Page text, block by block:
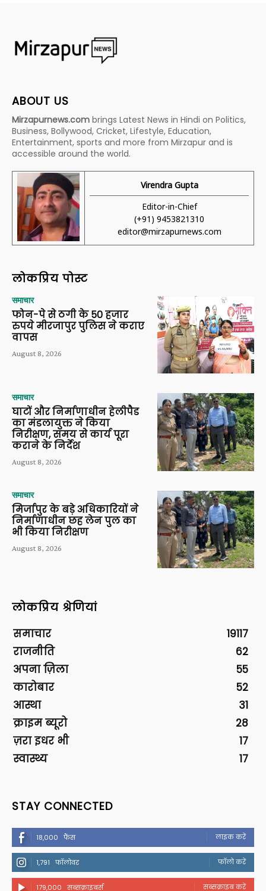
ABOUT US
Mirzapurnews.com brings Latest News in Hindi on Politics,
Business, Bollywood, Cricket, Lifestyle, Education,
Entertainment, sports and more from Mirzapur and is
accessible around the world.
Virendra Gupta
Editor-in-Chief
(+91) 9453821310
editor@mirzapurnews.com
लोकप्रिय पोस्ट
समाचार
फोन-पे से ठगी के 50 हजार
रुपये मीरजापुर पुलिस ने कराए
वापस
August 8, 2026
समाचार
घाटों और निर्माणाधीन हेलीपैड
का मंडलायुक्त ने किया
निरीक्षण, समय से कार्य पूरा
कराने के निर्देश
August 8, 2026
समाचार
मिर्जापुर के बड़े अधिकारियों ने
निर्माणाधीन छह लेन पुल का
भी किया निरीक्षण
August 8, 2026
लोकप्रिय श्रेणियां
समाचार
19117
राजनीति
62
अपना ज़िला
55
कारोबार
52
आस्था
31
क्राइम ब्यूरो
28
ज़रा इधर भी
17
स्वास्थ्य
17
STAY CONNECTED
18,000 फैंस लाइक करें
1,791 फॉलोवर फॉलो करें
179,000 सब्सक्राइबर्स सब्सक्राइब करें